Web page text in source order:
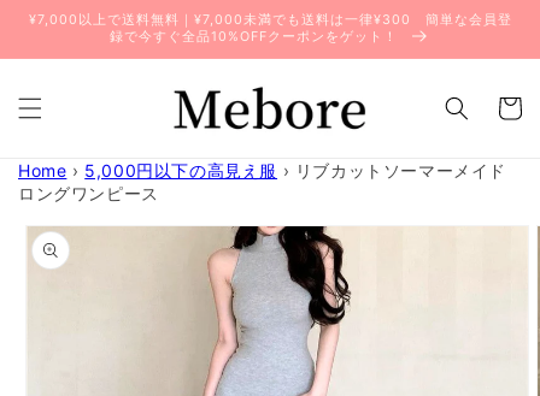
ンツに
¥7,000以上で送料無料｜¥7,000未満でも送料は一律¥300 簡単な会員登
録で今すぐ全品10%OFFクーポンをゲット！
ー
Home › 5,000円以下の高見え服 › リブカットソーマーメイド
ロングワンピース
商品情
報にス
キップ